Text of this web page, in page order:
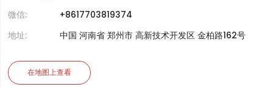
微信:
+8617703819374
地址:
中国 河南省 郑州市 高新技术开发区 金柏路162号
在地图上查看